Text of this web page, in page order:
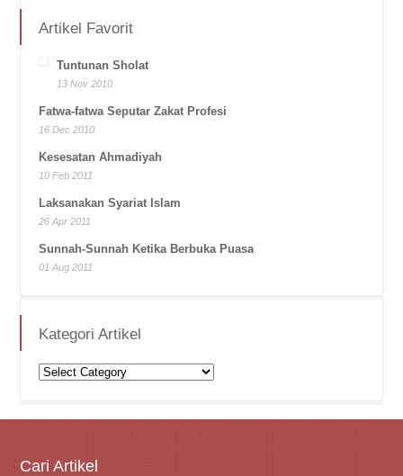
Artikel Favorit
Tuntunan Sholat
13 Nov 2010
Fatwa-fatwa Seputar Zakat Profesi
16 Dec 2010
Kesesatan Ahmadiyah
10 Feb 2011
Laksanakan Syariat Islam
26 Apr 2011
Sunnah-Sunnah Ketika Berbuka Puasa
01 Aug 2011
Kategori Artikel
Kategori
Cari Artikel